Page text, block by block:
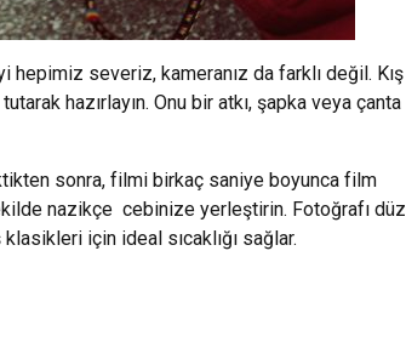
hepimiz severiz, kameranız da farklı değil. Kış
hazırlayın. Onu bir atkı, şapka veya çanta
sonra, filmi birkaç saniye boyunca film
nazikçe cebinize yerleştirin. Fotoğrafı düz
klasikleri için ideal sıcaklığı sağlar.